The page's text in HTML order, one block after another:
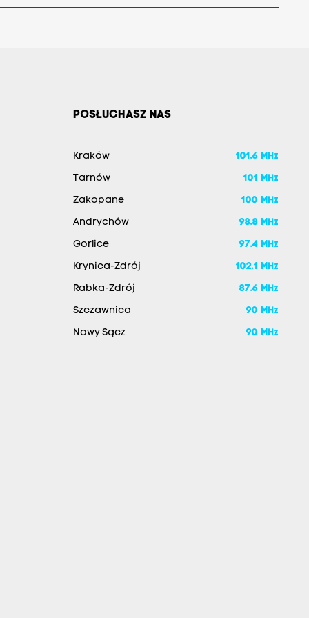
POSŁUCHASZ NAS
Kraków 101.6 MHz
Tarnów 101 MHz
Zakopane 100 MHz
Andrychów 98.8 MHz
Gorlice 97.4 MHz
Krynica-Zdrój 102.1 MHz
Rabka-Zdrój 87.6 MHz
Szczawnica 90 MHz
Nowy Sącz 90 MHz